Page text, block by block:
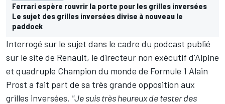
Ferrari espère rouvrir la porte pour les grilles inversées
Le sujet des grilles inversées divise à nouveau le
paddock
Interrogé sur le sujet dans le cadre du podcast publié
sur le site de Renault, le directeur non exécutif d'Alpine
et quadruple Champion du monde de Formule 1 Alain
Prost a fait part de sa très grande opposition aux
grilles inversées. "Je suis très heureux de tester des